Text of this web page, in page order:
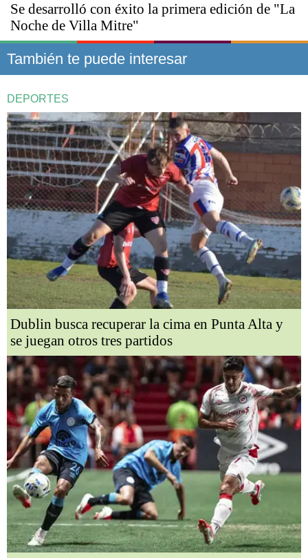
Se desarrolló con éxito la primera edición de "La
Noche de Villa Mitre"
También te puede interesar
DEPORTES
Dublin busca recuperar la cima en Punta Alta y
se juegan otros tres partidos